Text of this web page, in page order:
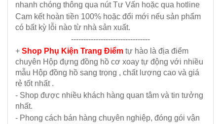
nhanh chóng thông qua nút Tư Vấn hoặc qua hotline
Cam kết hoàn tiền 100% hoặc đổi mới nếu sản phẩm
có bất kỳ lỗi nào từ nhà sản xuất.
--------------------------------
+ Shop Phụ Kiện Trang Điểm tự hào là địa điểm
chuyên Hộp đựng đồng hồ cơ xoay tự động với nhiều
mẫu Hộp đồng hồ sang trọng , chất lượng cao và giá
rẻ tốt nhất .
- Shop được nhiều khách hàng quan tâm và tin tưởng
nhất.
- Phong cách bán hàng chuyên nghiệp, đóng gói vận